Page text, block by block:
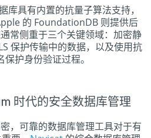
库具有内置的抗量子算法支持，
的 FoundationDB 则提供后
常侧重于三个关键领域：加密静
保护传输中的数据，以及使用抗
护身份验证过程。
时代的安全数据库管理
，可靠的数据库管理工具对于有